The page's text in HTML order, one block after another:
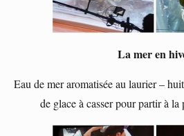
La mer en
Eau de mer aromatisée au laurier –
de glace à casser pour partir à